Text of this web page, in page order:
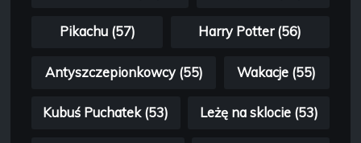
Pikachu (57) Harry Potter (56)
Antyszczepionkowcy (55) Wakacje (55)
Kubuś Puchatek (53) Leżę na sklocie (53)